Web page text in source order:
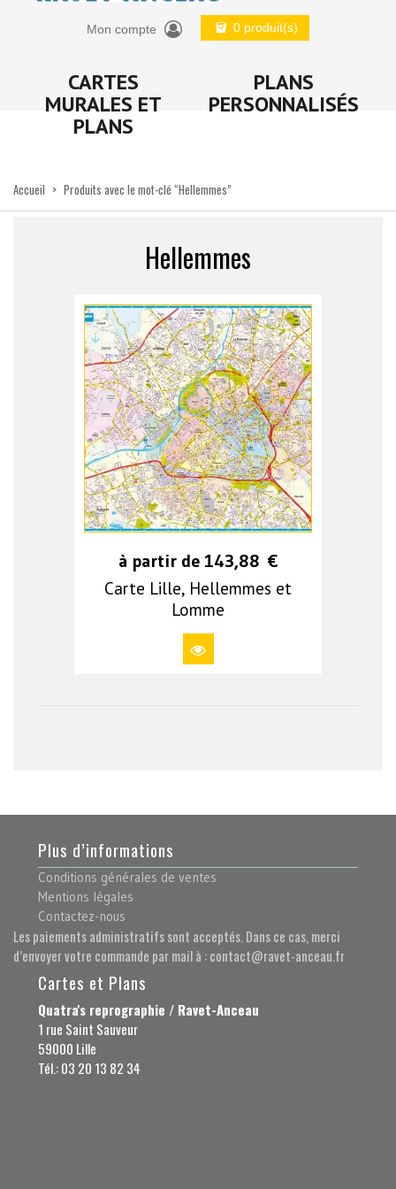
Mon compte 0 produit(s)
CARTES
MURALES ET
PLANS
PLANS
PERSONNALISÉS
Accueil > Produits avec le mot-clé “Hellemmes”
Hellemmes
à partir de 143,88 €
Carte Lille, Hellemmes et
Lomme
Plus d’informations
Conditions générales de ventes
Mentions légales
Contactez-nous
Les paiements administratifs sont acceptés. Dans ce cas, merci
d’envoyer votre commande par mail à : contact@ravet-anceau.fr
Cartes et Plans
Quatra's reprographie / Ravet-Anceau
1 rue Saint Sauveur
59000 Lille
Tél.: 03 20 13 82 34